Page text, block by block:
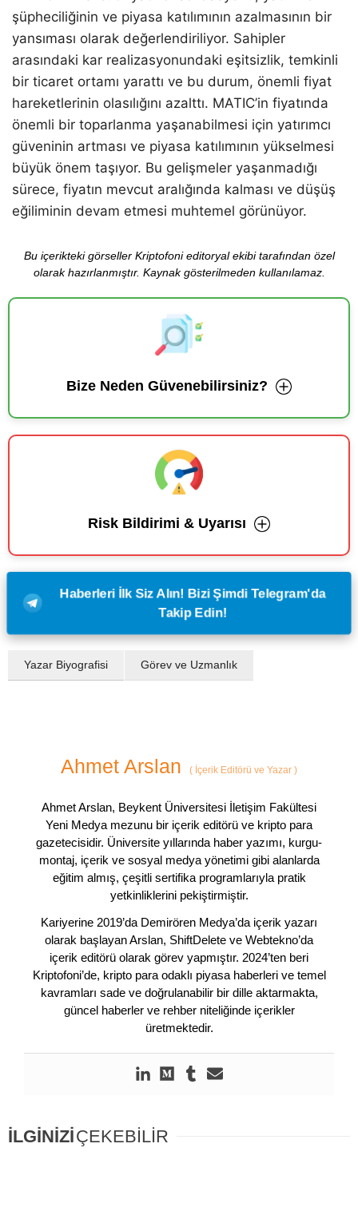
şüpheciliğinin ve piyasa katılımının azalmasının bir
yansıması olarak değerlendiriliyor. Sahipler
arasındaki kar realizasyonundaki eşitsizlik, temkinli
bir ticaret ortamı yarattı ve bu durum, önemli fiyat
hareketlerinin olasılığını azalttı. MATIC’in fiyatında
önemli bir toparlanma yaşanabilmesi için yatırımcı
güveninin artması ve piyasa katılımının yükselmesi
büyük önem taşıyor. Bu gelişmeler yaşanmadığı
sürece, fiyatın mevcut aralığında kalması ve düşüş
eğiliminin devam etmesi muhtemel görünüyor.
Bu içerikteki görseller Kriptofoni editoryal ekibi tarafından özel
olarak hazırlanmıştır. Kaynak gösterilmeden kullanılamaz.
Bize Neden Güvenebilirsiniz?
Risk Bildirimi & Uyarısı
Haberleri İlk Siz Alın! Bizi Şimdi Telegram'da
Takip Edin!
Yazar Biyografisi Görev ve Uzmanlık
Ahmet Arslan ( İçerik Editörü ve Yazar )
Ahmet Arslan, Beykent Üniversitesi İletişim Fakültesi
Yeni Medya mezunu bir içerik editörü ve kripto para
gazetecisidir. Üniversite yıllarında haber yazımı, kurgu-
montaj, içerik ve sosyal medya yönetimi gibi alanlarda
eğitim almış, çeşitli sertifika programlarıyla pratik
yetkinliklerini pekiştirmiştir.
Kariyerine 2019’da Demirören Medya’da içerik yazarı
olarak başlayan Arslan, ShiftDelete ve Webtekno’da
içerik editörü olarak görev yapmıştır. 2024’ten beri
Kriptofoni’de, kripto para odaklı piyasa haberleri ve temel
kavramları sade ve doğrulanabilir bir dille aktarmakta,
güncel haberler ve rehber niteliğinde içerikler
üretmektedir.
İLGİNİZİÇEKEBİLİR